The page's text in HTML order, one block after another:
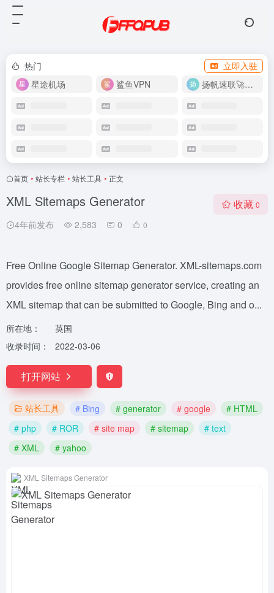
热门
立即入驻
星途机场
鲨鱼VPN 扬帆速联🚀很快
首页 • 站长专栏 • 站长工具 • 正文
XML Sitemaps Generator
4年前发布 2,583 0 0
收藏 0
Free Online Google Sitemap Generator. XML-sitemaps.com
provides free online sitemap generator service, creating an
XML sitemap that can be submitted to Google, Bing and o...
所在地：
英国
收录时间：
2022-03-06
打开网站
站长工具 # Bing # generator # google
# HTML
# php
# ROR # site map # sitemap
# text
# XML
# yahoo
XML Sitemaps Generator